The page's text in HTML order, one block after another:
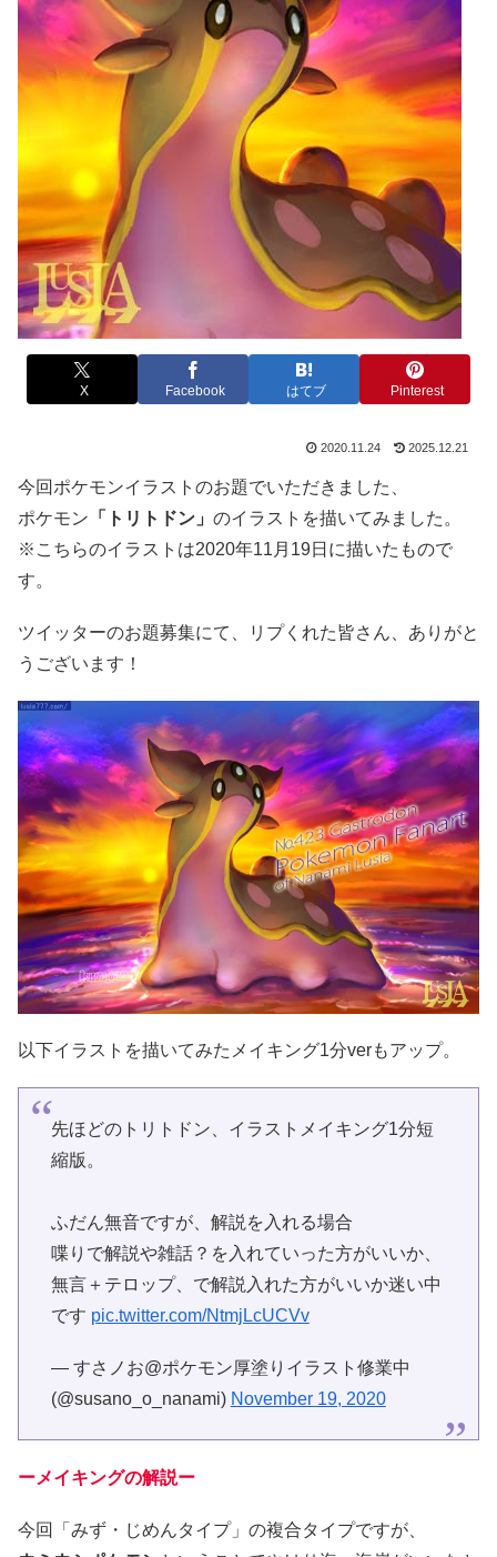
X Facebook はてブ Pinterest
2020.11.24 2025.12.21
今回ポケモンイラストのお題でいただきました、
ポケモン 「トリトドン」 のイラストを描いてみました。
※こちらのイラストは2020年11月19日に描いたもので
す。
ツイッターのお題募集にて、リプくれた皆さん、ありがと
うございます！
以下イラストを描いてみたメイキング1分verもアップ。
先ほどのトリトドン、イラストメイキング1分短
縮版。
ふだん無音ですが、解説を入れる場合
喋りで解説や雑話？を入れていった方がいいか、
無言＋テロップ、で解説入れた方がいいか迷い中
です pic.twitter.com/NtmjLcUCVv
— すさノお@ポケモン厚塗りイラスト修業中
(@susano_o_nanami) November 19, 2020
ーメイキングの解説ー
今回「みず・じめんタイプ」の複合タイプですが、